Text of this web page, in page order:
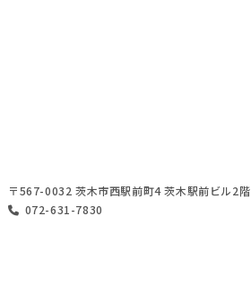
〒567-0032 茨木市西駅前町4 茨木駅前ビル2階
072-631-7830